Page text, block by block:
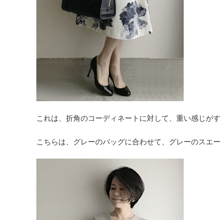
これは、折角のコーディネートに対して、重い感じがす
こちらは、グレーのバッグに合わせて、グレーのスエー